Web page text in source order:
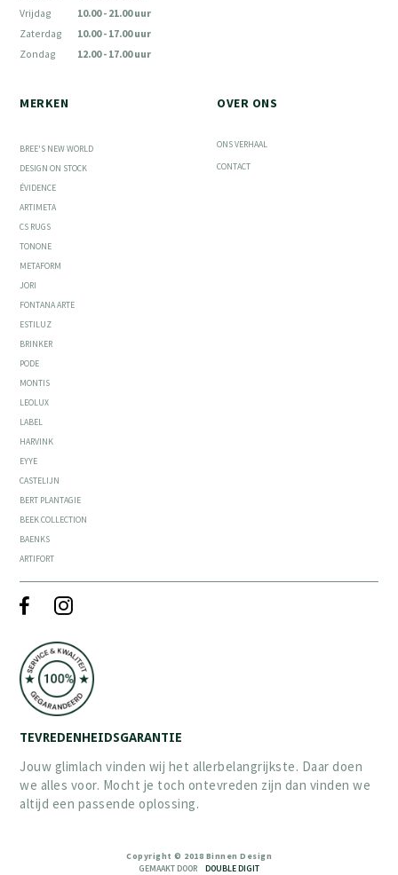
Vrijdag
Zaterdag
Zondag
10.00 - 21.00 uur
10.00 - 17.00 uur
12.00 - 17.00 uur
MERKEN
BREE'S NEW WORLD
DESIGN ON STOCK
ÉVIDENCE
ARTIMETA
CS RUGS
TONONE
METAFORM
JORI
FONTANA ARTE
ESTILUZ
BRINKER
PODE
MONTIS
LEOLUX
LABEL
HARVINK
EYYE
CASTELIJN
BERT PLANTAGIE
BEEK COLLECTION
BAENKS
ARTIFORT
OVER ONS
ONS VERHAAL
CONTACT
TEVREDENHEIDSGARANTIE
Jouw glimlach vinden wij het allerbelangrijkste. Daar doen
we alles voor. Mocht je toch ontevreden zijn dan vinden we
altijd een passende oplossing.
Copyright © 2018 Binnen Design
GEMAAKT DOOR
DOUBLE DIGIT